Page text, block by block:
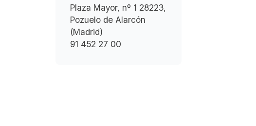
Plaza Mayor, nº 1 28223,
Pozuelo de Alarcón
(Madrid)
91 452 27 00